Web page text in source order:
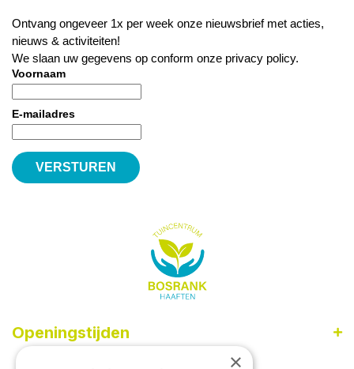
Ontvang ongeveer 1x per week onze nieuwsbrief met acties,
nieuws & activiteiten!
We slaan uw gegevens op conform onze privacy policy.
Voornaam
E-mailadres
Openingstijden
×